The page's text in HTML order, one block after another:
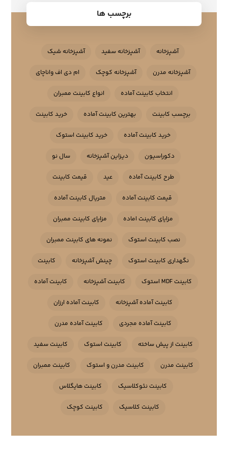
برچسب ها
آشپزخانه آشپزخانه سفید آشپزخانه شیک
آشپزخانه مدرن آشپزخانه کوچک ام دی اف واناچای
انتخاب کابینت آماده انواع کابینت ممبران
برچسب کابینت بهترین کابینت آماده خرید کابینت
خرید کابینت آماده خرید کابینت استوک
دکوراسیون دیزاین آشپزخانه سال نو
طرح کابینت آماده عید قیمت کابینت
قیمت کابینت آماده متریال کابینت آماده
مزایای کابینت اماده مزایای کابینت ممبران
نصب کابینت استوک نمونه های کابینت ممبران
نگهداری کابینت استوک چینش آشپزخانه کابینت
کابینت MDF استوک کابینت آشپزخانه کابینت آماده
کابینت آماده آشپزخانه کابینت آماده ارزان
کابینت آماده مجردی کابینت آماده مدرن
کابینت از پیش ساخته کابینت استوک کابینت سفید
کابینت مدرن کابینت مدرن و استوک کابینت ممبران
کابینت نئوکلاسیک کابینت هایگلاس
کابینت کلاسیک کابینت کوچک